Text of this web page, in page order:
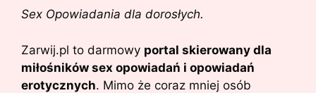
Sex Opowiadania dla dorosłych.
Zarwij.pl to darmowy portal skierowany dla
miłośników sex opowiadań i opowiadań
erotycznych. Mimo że coraz mniej osób